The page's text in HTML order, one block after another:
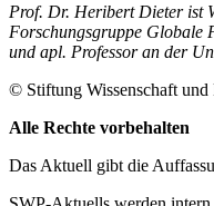
Prof. Dr. Heribert Dieter ist
Forschungsgruppe Globale
und apl. Professor an der
© Stiftung Wissenschaft und
Alle Rechte vorbehalten
Das Aktuell gibt die